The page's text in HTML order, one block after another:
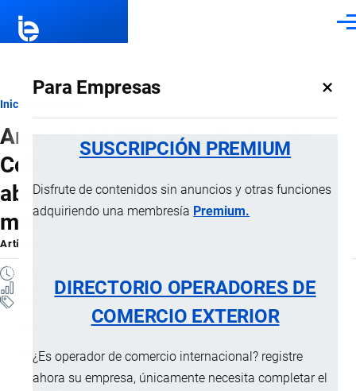
Para Empresas ×
SUSCRIPCIÓN PREMIUM
Disfrute de contenidos sin anuncios y otras funciones
adquiriendo una membresía Premium.
DIRECTORIO OPERADORES DE
COMERCIO EXTERIOR
¿Es operador de comercio internacional? registre
ahora su empresa, únicamente necesita completar el
Ruta
de
navegación
Inicio
Arancel del 50% a productos de
Colombia amenaza el
abastecimiento de insumos
médicos en Ecuador
Artículo
7 VISTAS
Derecho Internacional
Importaciones